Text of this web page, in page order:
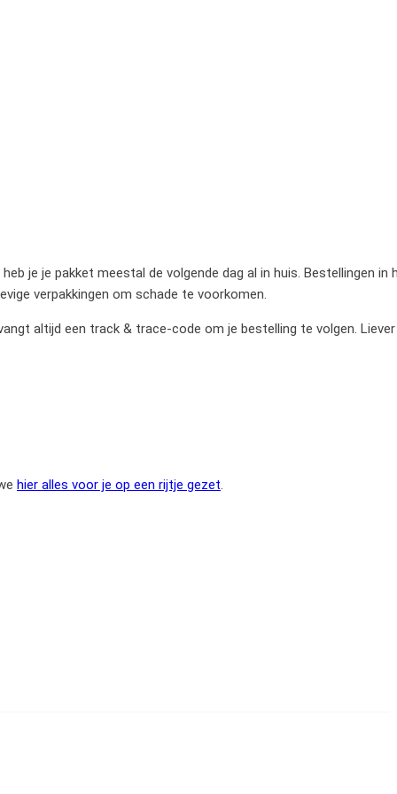
je je pakket meestal de volgende dag al in huis. Bestellingen in
verpakkingen om schade te voorkomen.
altijd een track & trace-code om je bestelling te volgen.
hier alles voor je op een rijtje gezet.